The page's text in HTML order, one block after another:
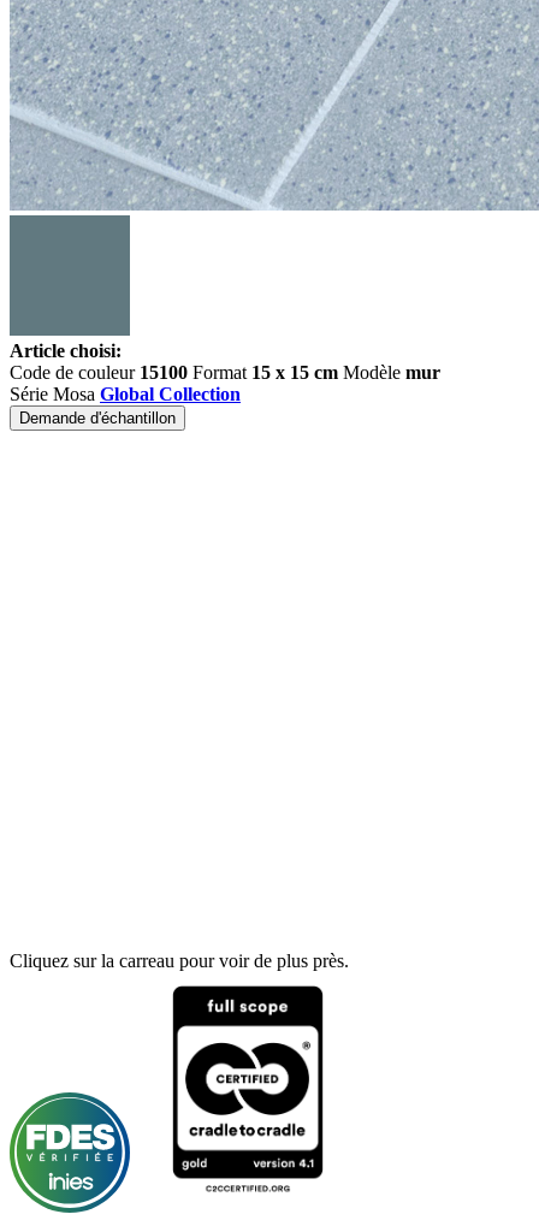
Article choisi:
Code de couleur 15100 Format 15 x 15 cm Modèle mur
Série Mosa Global Collection
Demande d'échantillon
Cliquez sur la carreau pour voir de plus près.